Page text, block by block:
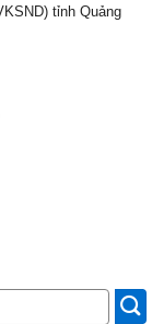
tỉnh Quảng